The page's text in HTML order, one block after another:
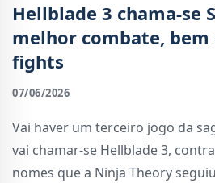
Hellblade 3 chama-se
melhor combate, bem
fights
07/06/2026
Vai haver um terceiro jogo da
vai chamar-se Hellblade 3,
nomes que a Ninja Theory